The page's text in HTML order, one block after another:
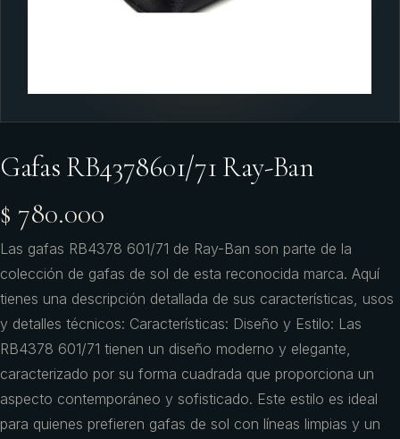
Gafas RB4378601/71 Ray-Ban
$ 780.000
Las gafas RB4378 601/71 de Ray-Ban son parte de la
colección de gafas de sol de esta reconocida marca. Aquí
tienes una descripción detallada de sus características, usos
y detalles técnicos: Características: Diseño y Estilo: Las
RB4378 601/71 tienen un diseño moderno y elegante,
caracterizado por su forma cuadrada que proporciona un
aspecto contemporáneo y sofisticado. Este estilo es ideal
para quienes prefieren gafas de sol con líneas limpias y un